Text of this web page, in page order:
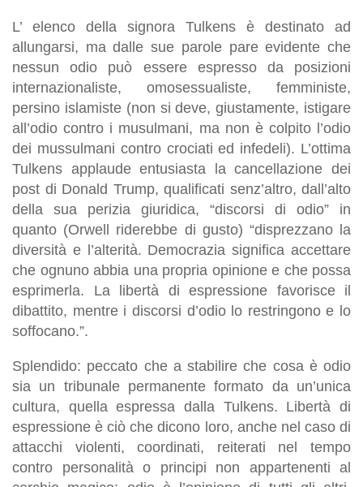
L’ elenco della signora Tulkens è destinato ad
allungarsi, ma dalle sue parole pare evidente che
nessun odio può essere espresso da posizioni
internazionaliste, omosessualiste, femministe,
persino islamiste (non si deve, giustamente, istigare
all’odio contro i musulmani, ma non è colpito l’odio
dei mussulmani contro crociati ed infedeli). L’ottima
Tulkens applaude entusiasta la cancellazione dei
post di Donald Trump, qualificati senz’altro, dall’alto
della sua perizia giuridica, “discorsi di odio” in
quanto (Orwell riderebbe di gusto) “disprezzano la
diversità e l’alterità. Democrazia significa accettare
che ognuno abbia una propria opinione e che possa
esprimerla. La libertà di espressione favorisce il
dibattito, mentre i discorsi d’odio lo restringono e lo
soffocano.”.
Splendido: peccato che a stabilire che cosa è odio
sia un tribunale permanente formato da un’unica
cultura, quella espressa dalla Tulkens. Libertà di
espressione è ciò che dicono loro, anche nel caso di
attacchi violenti, coordinati, reiterati nel tempo
contro personalità o principi non appartenenti al